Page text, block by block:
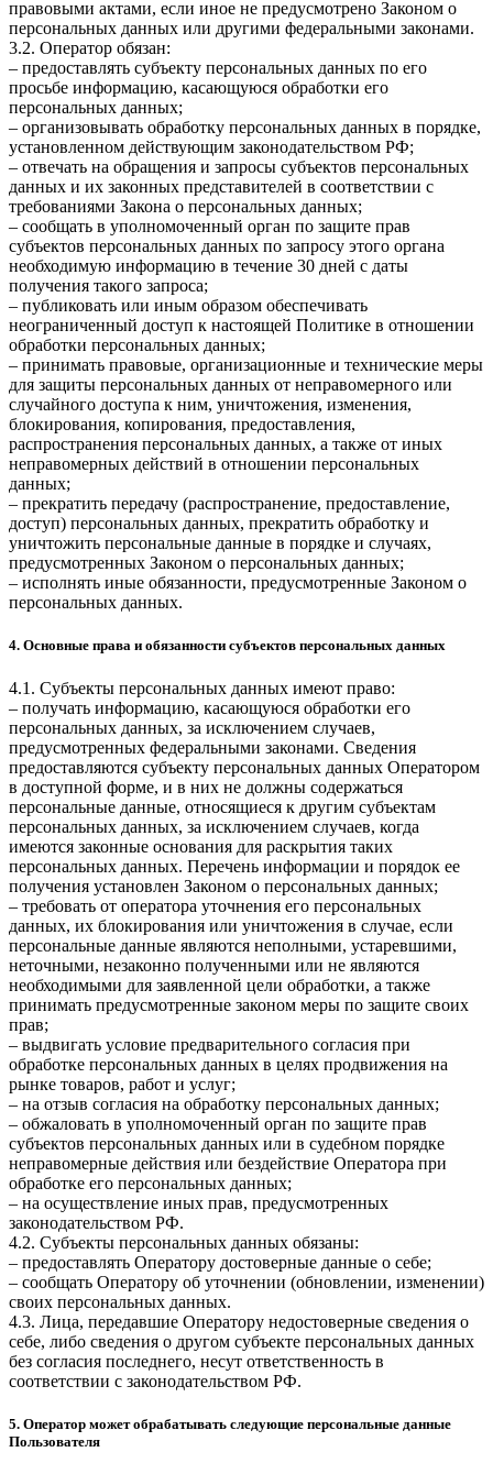
правовыми актами, если иное не предусмотрено Законом о
персональных данных или другими федеральными законами.
3.2. Оператор обязан:
– предоставлять субъекту персональных данных по его
просьбе информацию, касающуюся обработки его
персональных данных;
– организовывать обработку персональных данных в порядке,
установленном действующим законодательством РФ;
– отвечать на обращения и запросы субъектов персональных
данных и их законных представителей в соответствии с
требованиями Закона о персональных данных;
– сообщать в уполномоченный орган по защите прав
субъектов персональных данных по запросу этого органа
необходимую информацию в течение 30 дней с даты
получения такого запроса;
– публиковать или иным образом обеспечивать
неограниченный доступ к настоящей Политике в отношении
обработки персональных данных;
– принимать правовые, организационные и технические меры
для защиты персональных данных от неправомерного или
случайного доступа к ним, уничтожения, изменения,
блокирования, копирования, предоставления,
распространения персональных данных, а также от иных
неправомерных действий в отношении персональных
данных;
– прекратить передачу (распространение, предоставление,
доступ) персональных данных, прекратить обработку и
уничтожить персональные данные в порядке и случаях,
предусмотренных Законом о персональных данных;
– исполнять иные обязанности, предусмотренные Законом о
персональных данных.
4. Основные права и обязанности субъектов персональных данных
4.1. Субъекты персональных данных имеют право:
– получать информацию, касающуюся обработки его
персональных данных, за исключением случаев,
предусмотренных федеральными законами. Сведения
предоставляются субъекту персональных данных Оператором
в доступной форме, и в них не должны содержаться
персональные данные, относящиеся к другим субъектам
персональных данных, за исключением случаев, когда
имеются законные основания для раскрытия таких
персональных данных. Перечень информации и порядок ее
получения установлен Законом о персональных данных;
– требовать от оператора уточнения его персональных
данных, их блокирования или уничтожения в случае, если
персональные данные являются неполными, устаревшими,
неточными, незаконно полученными или не являются
необходимыми для заявленной цели обработки, а также
принимать предусмотренные законом меры по защите своих
прав;
– выдвигать условие предварительного согласия при
обработке персональных данных в целях продвижения на
рынке товаров, работ и услуг;
– на отзыв согласия на обработку персональных данных;
– обжаловать в уполномоченный орган по защите прав
субъектов персональных данных или в судебном порядке
неправомерные действия или бездействие Оператора при
обработке его персональных данных;
– на осуществление иных прав, предусмотренных
законодательством РФ.
4.2. Субъекты персональных данных обязаны:
– предоставлять Оператору достоверные данные о себе;
– сообщать Оператору об уточнении (обновлении, изменении)
своих персональных данных.
4.3. Лица, передавшие Оператору недостоверные сведения о
себе, либо сведения о другом субъекте персональных данных
без согласия последнего, несут ответственность в
соответствии с законодательством РФ.
5. Оператор может обрабатывать следующие персональные данные
Пользователя